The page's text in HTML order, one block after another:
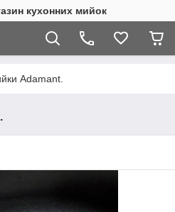
кухонних мийок
Adamant.